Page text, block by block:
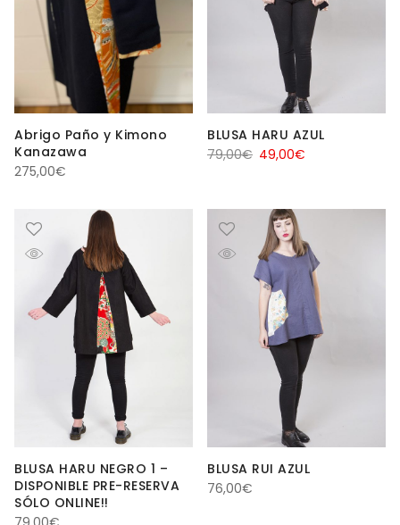
Abrigo Paño y Kimono
Kanazawa
275,00€
BLUSA HARU AZUL
79,00€ El
era:
79,00€.
49,00€
49,00€.
BLUSA HARU NEGRO 1 –
DISPONIBLE PRE-RESERVA
SÓLO ONLINE!!
BLUSA RUI AZUL
76,00€